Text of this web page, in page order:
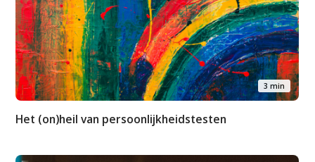
3 min
Het (on)heil van persoonlijkheidstesten